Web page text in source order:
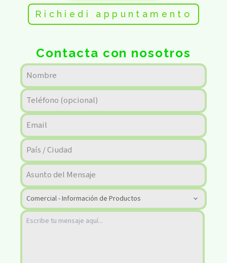
Richiedi appuntamento
Contacta con nosotros